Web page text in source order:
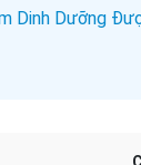
Dinh Dưỡng